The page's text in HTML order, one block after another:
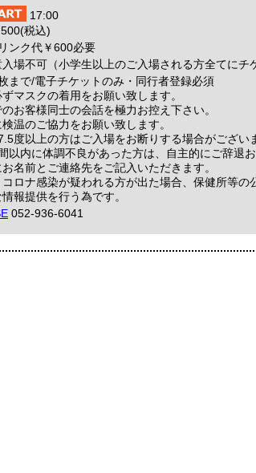
17:00
税込)
ンク代￥600必要
場不可（小学生以上のご入場される方全てにチ
まで/電子チケットのみ・同行者登録必須
マスクの着用をお願い致します。
お客様同士の会話を極力お控え下さい。
温のご協力をお願い致します。
度以上の方はご入場をお断りする場合がござい
以内に体調不良があった方は、自主的にご辞退お
名前とご連絡先をご記入いただきます。
ロナ感染が疑われる方が出た場合、保健所等の
報提供を行う為です。
052-936-6041